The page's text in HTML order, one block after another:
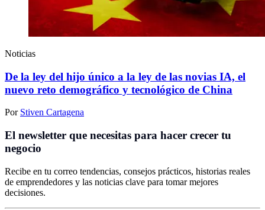
Noticias
De la ley del hijo único a la ley de las novias IA, el
nuevo reto demográfico y tecnológico de China
Por Stiven Cartagena
El newsletter que necesitas para hacer crecer tu
negocio
Recibe en tu correo tendencias, consejos prácticos, historias reales
de emprendedores y las noticias clave para tomar mejores
decisiones.